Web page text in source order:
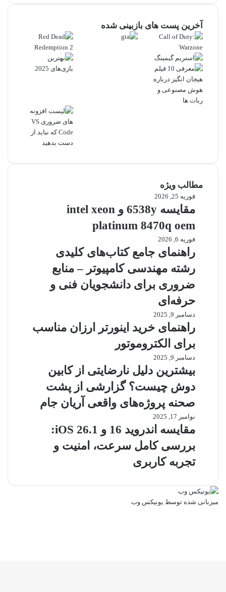
آخرین پست های بازبینی شده
مطالب ویژه
مقایسه
6538y
intel
xeon
platinum
8470q
oem
فوریه 25, 2026
مقایسه 6538y و intel xeon
platinum 8470q oem
راهنمای
جامع
کتاب‌های
کلیدی
رشته
مهندسی
کامپیوتر
–
منابع
ضروری
برای
دانشجویان
و
حرفه‌ای
فوریه 6, 2026
راهنمای جامع کتاب‌های کلیدی
رشته مهندسی کامپیوتر – منابع
ضروری برای دانشجویان فنی و
حرفه‌ای
راهنمای
خرید
اینورتر
ارزان
مناسب
برای
الکتروموتور
دسامبر 9, 2025
راهنمای خرید اینورتر ارزان مناسب
برای الکتروموتور
بیشترین
دلیل
نارضایتی
از
چیست؟
گزارشی
پشت
صحنه
واقعی
آریان
جام
دسامبر 9, 2025
بیشترین دلیل نارضایتی از کابین
دوش چیست؟ گزارشی از پشت
صحنه پروژه‌های واقعی آریان جام
مقایسه
اندروید
و
iOS
26.1:
کامل
سرعت،
نوامبر 17, 2025
مقایسه اندروید 16 و iOS 26.1:
بررسی کامل سرعت، امنیت و
تجربه کاربری
میزبانی شده توسط یونیکس وب